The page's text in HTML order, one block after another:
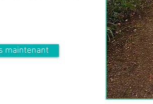
maintenant